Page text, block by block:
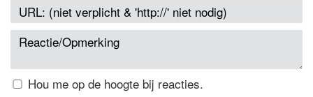
Hou me op de hoogte bij reacties.